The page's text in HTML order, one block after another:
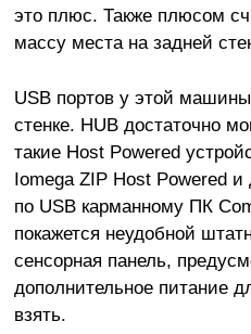
это плюс. Также плюсом
массу места на задней
USB портов у этой
стенке. HUB достаточно
такие Host Powered
Iomega ZIP Host Powered и
по USB карманному ПК
покажется неудобной
сенсорная панель,
дополнительное питание
взять.